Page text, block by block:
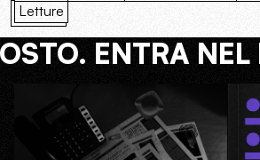
Letture
ENTRA